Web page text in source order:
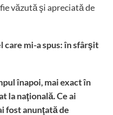
văzută şi apreciată de
care mi-a spus: în sfârşit
înapoi, mai exact în
la naţională. Ce ai
fost anunţată de